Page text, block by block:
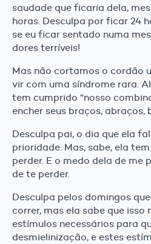
saudade que ficaria dela,
horas. Desculpa por ficar 24
se eu ficar sentado numa
dores terríveis!
Mas não cortamos o cordão
vir com uma síndrome rara.
tem cumprido “nosso
encher seus braços, abraços,
Desculpa pai, o dia que ela
prioridade. Mas, sabe, ela
perder. E o medo dela de me
de te perder.
Desculpa pelos domingos
correr, mas ela sabe que
estímulos necessários para
desmielinização, e estes